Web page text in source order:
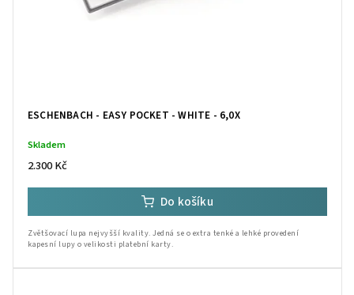
ESCHENBACH - EASY POCKET - WHITE - 6,0X
Skladem
2.300 Kč
Do košíku
Zvětšovací lupa nejvyšší kvality. Jedná se o extra tenké a lehké provedení